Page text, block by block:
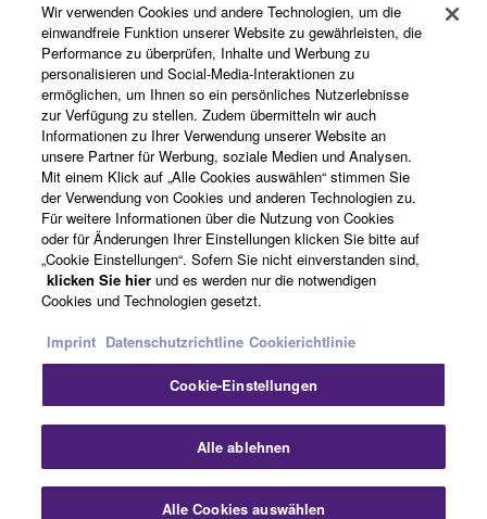
Produkte und Lösungen
News
Über Yamaha
KontaktNutzungsbedingungen
Wir verwenden Cookies und andere Technologien, um die
einwandfreie Funktion unserer Website zu gewährleisten, die
Performance zu überprüfen, Inhalte und Werbung zu
personalisieren und Social-Media-Interaktionen zu
ermöglichen, um Ihnen so ein persönliches Nutzerlebnisse
zur Verfügung zu stellen. Zudem übermitteln wir auch
Informationen zu Ihrer Verwendung unserer Website an
unsere Partner für Werbung, soziale Medien und Analysen.
Mit einem Klick auf „Alle Cookies auswählen“ stimmen Sie
der Verwendung von Cookies und anderen Technologien zu.
Für weitere Informationen über die Nutzung von Cookies
oder für Änderungen Ihrer Einstellungen klicken Sie bitte auf
„Cookie Einstellungen“. Sofern Sie nicht einverstanden sind,
klicken Sie hier und es werden nur die notwendigen
Cookies und Technologien gesetzt.
Imprint Datenschutzrichtline Cookierichtlinie
Cookie-Einstellungen
Alle ablehnen
Alle Cookies auswählen